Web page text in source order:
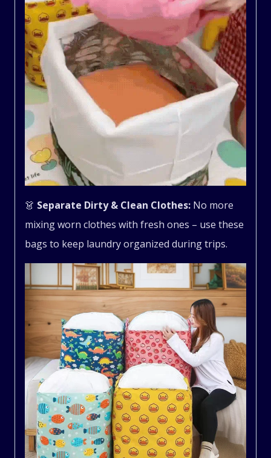
👗 Separate Dirty & Clean Clothes: No more
mixing worn clothes with fresh ones – use these
bags to keep laundry organized during trips.